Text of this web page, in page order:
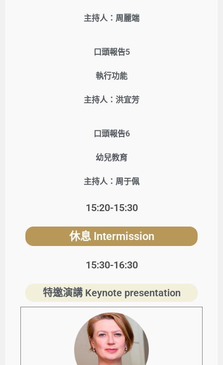
主持人：周麗端
口頭報告5
執行功能
主持人：洪宜芳
口頭報告6
幼兒教育
主持人：周于佩
15:20-15:30
休息 Intermission
15:30-16:30
特邀演講 Keynote presentation